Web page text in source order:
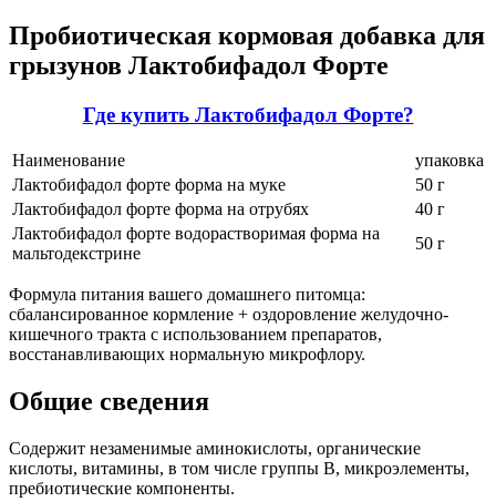
Пробиотическая кормовая добавка для
грызунов Лактобифадол Форте
Где купить Лактобифадол Форте?
Наименование
упаковка
Лактобифадол форте форма на муке
50 г
Лактобифадол форте форма на отрубях
40 г
Лактобифадол форте водорастворимая форма на
мальтодекстрине
50 г
Формула питания вашего домашнего питомца:
сбалансированное кормление + оздоровление желудочно-
кишечного тракта с использованием препаратов,
восстанавливающих нормальную микрофлору.
Общие сведения
Содержит незаменимые аминокислоты, органические
кислоты, витамины, в том числе группы В, микроэлементы,
пребиотические компоненты.